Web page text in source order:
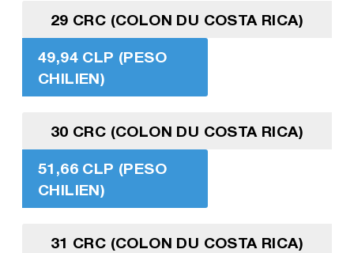
29 CRC (COLON DU COSTA RICA)
49,94 CLP (PESO
CHILIEN)
30 CRC (COLON DU COSTA RICA)
51,66 CLP (PESO
CHILIEN)
31 CRC (COLON DU COSTA RICA)